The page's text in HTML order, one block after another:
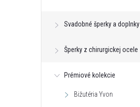
Svadobné šperky a doplnky
Šperky z chirurgickej ocele
Prémiové kolekcie
Bižutéria Yvon